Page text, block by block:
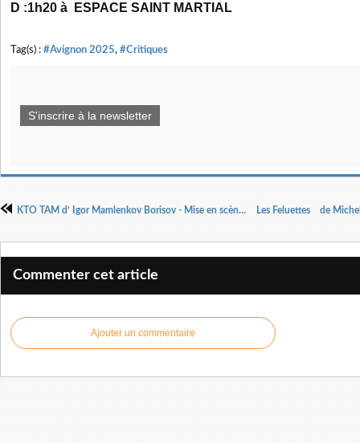
D :1h20 à ESPACE SAINT MARTIAL
Tag(s) : #Avignon 2025, #Critiques
S'inscrire à la newsletter
KTO TAM d’ Igor Mamlenkov Borisov - Mise en scène Kostya Novitskiy
Commenter cet article
Ajouter un commentaire